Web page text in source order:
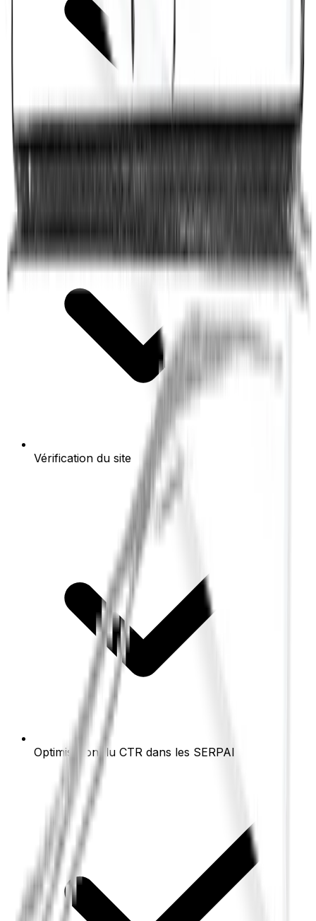
Signature de flux RSS
Vérification du site
Optimisation du CTR dans les SERPAI